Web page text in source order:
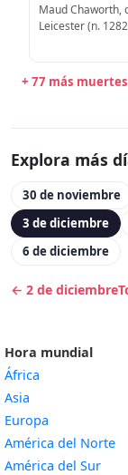
Maud Chaworth,
Leicester (n.
+ 77 más
Explora más
30 de noviembre
3 de diciembre
6 de diciembre
← 2 de diciembre
Hora mundial
África
Asia
Europa
América del Norte
América del Sur